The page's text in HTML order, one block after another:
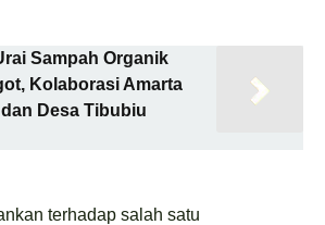
Sampah Organik
Kolaborasi Amarta
Desa Tibubiu
terhadap salah satu